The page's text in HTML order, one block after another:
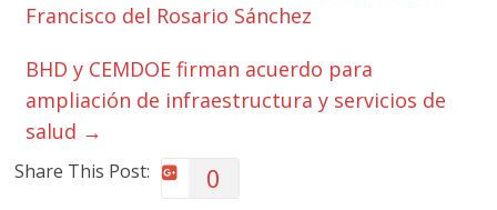
Francisco del Rosario Sánchez
BHD y CEMDOE firman acuerdo para
ampliación de infraestructura y servicios de
salud →
Share This Post: 0